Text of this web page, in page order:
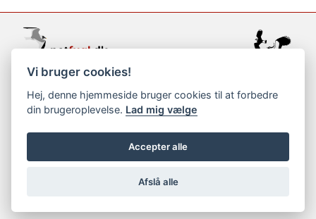
support@netfugl.dk
copyright © 2002-2023
Vi bruger cookies!
Hej, denne hjemmeside bruger cookies til at forbedre
din brugeroplevelse. Lad mig vælge
Accepter alle
Afslå alle